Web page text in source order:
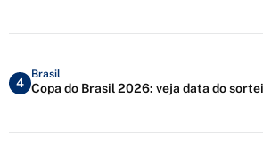
4
Brasil
Copa do Brasil 2026: veja data do